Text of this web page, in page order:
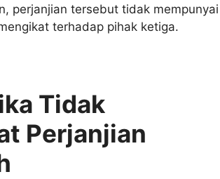
perjanjian tersebut tidak mempunyai
terhadap pihak ketiga.
Tidak
Perjanjian